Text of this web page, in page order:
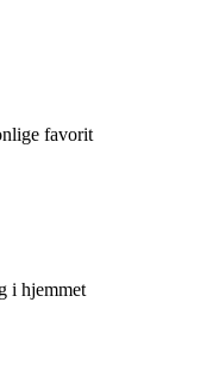
favorit
i hjemmet